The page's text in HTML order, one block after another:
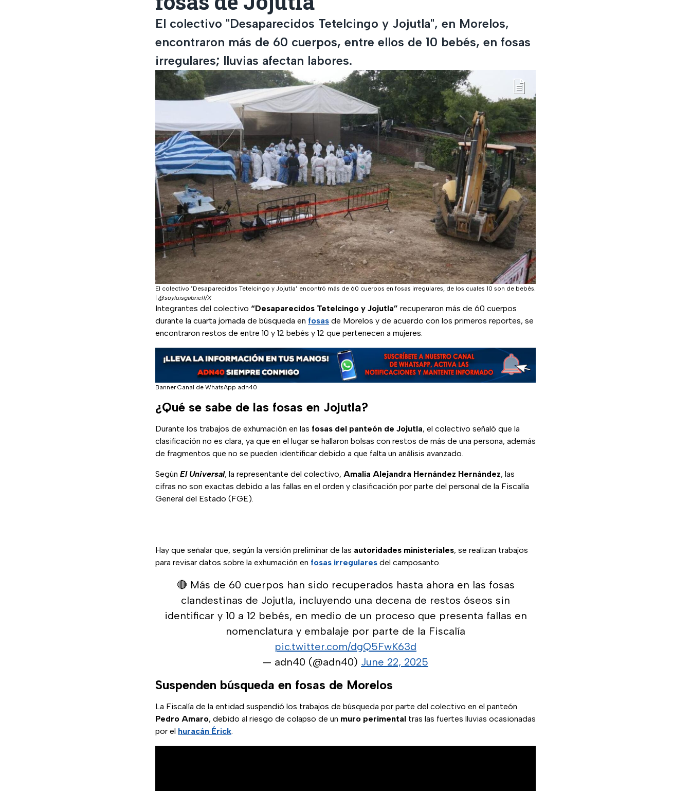
El colectivo "Desaparecidos Tetelcingo y Jojutla", en Morelos,
encontraron más de 60 cuerpos, entre ellos de 10 bebés, en fosas
irregulares; lluvias afectan labores.
El colectivo "Desaparecidos Tetelcingo y Jojutla" encontró más de 60 cuerpos en fosas irregulares, de los cuales 10 son de bebés.
@soyluisgabriel1/X
Integrantes del colectivo “Desaparecidos Tetelcingo y Jojutla” recuperaron más de 60 cuerpos
durante la cuarta jornada de búsqueda en fosas de Morelos y de acuerdo con los primeros reportes, se
encontraron restos de entre 10 y 12 bebés y 12 que pertenecen a mujeres.
Banner Canal de WhatsApp adn40
¿Qué se sabe de las fosas en Jojutla?
Durante los trabajos de exhumación en las fosas del panteón de Jojutla, el colectivo señaló que la
clasificación no es clara, ya que en el lugar se hallaron bolsas con restos de más de una persona, además
de fragmentos que no se pueden identificar debido a que falta un análisis avanzado.
Según El Universal, la representante del colectivo, Amalia Alejandra Hernández Hernández, las
cifras no son exactas debido a las fallas en el orden y clasificación por parte del personal de la Fiscalía
General del Estado (FGE).
Hay que señalar que, según la versión preliminar de las autoridades ministeriales, se realizan trabajos
para revisar datos sobre la exhumación en fosas irregulares del camposanto.
🔴 Más de 60 cuerpos han sido recuperados hasta ahora en las fosas
clandestinas de Jojutla, incluyendo una decena de restos óseos sin
identificar y 10 a 12 bebés, en medio de un proceso que presenta fallas en
nomenclatura y embalaje por parte de la Fiscalía
pic.twitter.com/dgQ5FwK63d
— adn40 (@adn40) June 22, 2025
Suspenden búsqueda en fosas de Morelos
La Fiscalía de la entidad suspendió los trabajos de búsqueda por parte del colectivo en el panteón
Pedro Amaro, debido al riesgo de colapso de un muro perimental tras las fuertes lluvias ocasionadas
por el huracán Érick.